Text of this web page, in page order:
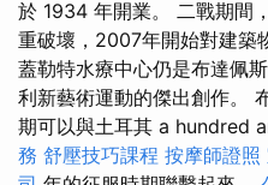
於 1934 年開業。 二戰期間
重破壞，2007年開始對建築
蓋勒特水療中心仍是布達佩
利新藝術運動的傑出創作。
期可以與土耳其 a hundred
務 舒壓技巧課程 按摩師證照